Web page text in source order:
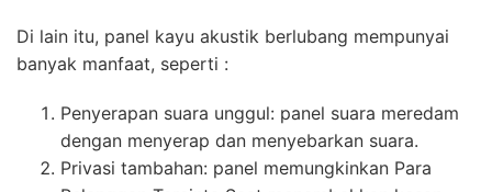
Di lain itu, panel kayu akustik berlubang mempunyai
banyak manfaat, seperti :
Penyerapan suara unggul: panel suara meredam
dengan menyerap dan menyebarkan suara.
Privasi tambahan: panel memungkinkan Para